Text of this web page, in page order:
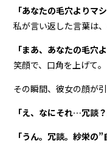
「あなたの毛穴よりマ
私が言い返した言葉は
「まあ、あなたの毛穴
笑顔で、口角を上げて。
その瞬間、彼女の顔が引
「え、なにそれ…冗談？
「うん。冗談。紗栄の”